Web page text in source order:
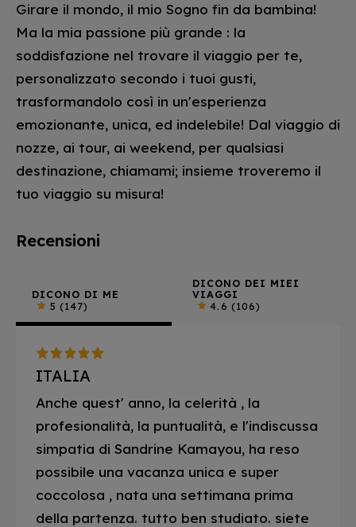
Girare il mondo, il mio Sogno fin da bambina!
Ma la mia passione più grande : la
soddisfazione nel trovare il viaggio per te,
personalizzato secondo i tuoi gusti,
trasformandolo così in un'esperienza
emozionante, unica, ed indelebile! Dal viaggio di
nozze, ai tour, ai weekend, per qualsiasi
destinazione, chiamami; insieme troveremo il
tuo viaggio su misura!
Recensioni
DICONO DI ME
5 (147)
DICONO DEI MIEI
VIAGGI
4.6 (106)
ITALIA
Anche quest' anno, la celerità , la
profesionalità, la puntualità, e l'indiscussa
simpatia di Sandrine Kamayou, ha reso
possibile una vacanza unica e super
coccolosa , nata una settimana prima
della partenza. tutto ben studiato. siete